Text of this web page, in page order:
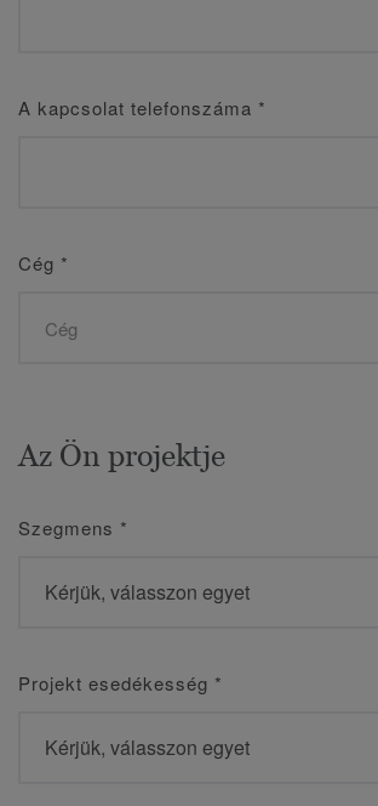
A kapcsolat telefonszáma *
Cég *
Az Ön projektje
Szegmens *
Projekt esedékesség *